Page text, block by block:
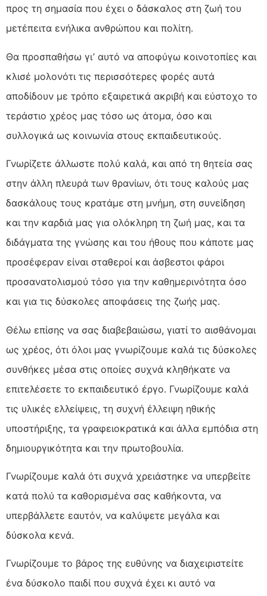
προς τη σημασία που έχει ο δάσκαλος στη ζωή του
μετέπειτα ενήλικα ανθρώπου και πολίτη.
Θα προσπαθήσω γι’ αυτό να αποφύγω κοινοτοπίες και
κλισέ μολονότι τις περισσότερες φορές αυτά
αποδίδουν με τρόπο εξαιρετικά ακριβή και εύστοχο το
τεράστιο χρέος μας τόσο ως άτομα, όσο και
συλλογικά ως κοινωνία στους εκπαιδευτικούς.
Γνωρίζετε άλλωστε πολύ καλά, και από τη θητεία σας
στην άλλη πλευρά των θρανίων, ότι τους καλούς μας
δασκάλους τους κρατάμε στη μνήμη, στη συνείδηση
και την καρδιά μας για ολόκληρη τη ζωή μας, και τα
διδάγματα της γνώσης και του ήθους που κάποτε μας
προσέφεραν είναι σταθεροί και άσβεστοι φάροι
προσανατολισμού τόσο για την καθημερινότητα όσο
και για τις δύσκολες αποφάσεις της ζωής μας.
Θέλω επίσης να σας διαβεβαιώσω, γιατί το αισθάνομαι
ως χρέος, ότι όλοι μας γνωρίζουμε καλά τις δύσκολες
συνθήκες μέσα στις οποίες συχνά κληθήκατε να
επιτελέσετε το εκπαιδευτικό έργο. Γνωρίζουμε καλά
τις υλικές ελλείψεις, τη συχνή έλλειψη ηθικής
υποστήριξης, τα γραφειοκρατικά και άλλα εμπόδια στη
δημιουργικότητα και την πρωτοβουλία.
Γνωρίζουμε καλά ότι συχνά χρειάστηκε να υπερβείτε
κατά πολύ τα καθορισμένα σας καθήκοντα, να
υπερβάλλετε εαυτόν, να καλύψετε μεγάλα και
δύσκολα κενά.
Γνωρίζουμε το βάρος της ευθύνης να διαχειριστείτε
ένα δύσκολο παιδί που συχνά έχει κι αυτό να